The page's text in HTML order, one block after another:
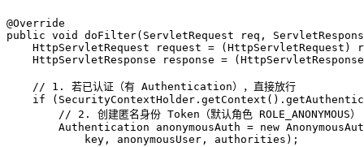
@Override
public void doFilter(ServletRequest req,
HttpServletRequest
request = (HttpServletRequest)
HttpServletResponse
response =
// 1. 若已认证（有 Authentication），直接放行
if
// 2. 创建匿名身份 Token（默认角色 ROLE_ANONYMOUS）
Authentication
anonymousAuth = new
            key, anonymousUser, authorities);